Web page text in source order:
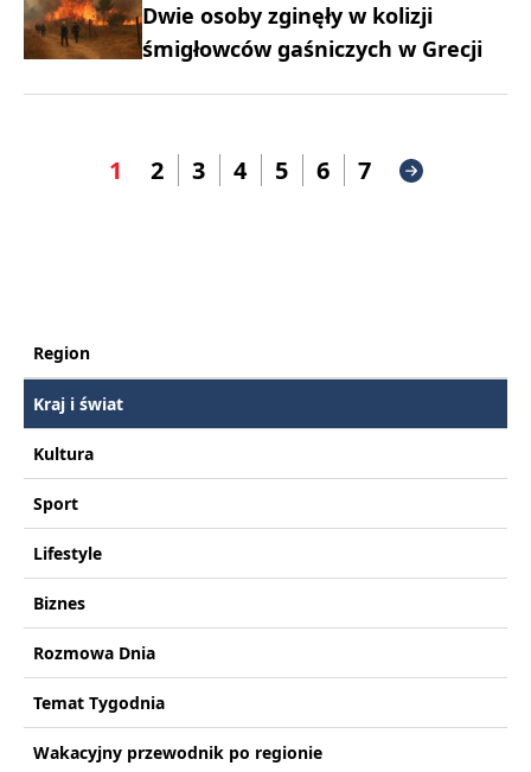
Dwie osoby zginęły w kolizji
śmigłowców gaśniczych w Grecji
1 2 3 4 5 6 7
Region
Kraj i świat
Kultura
Sport
Lifestyle
Biznes
Rozmowa Dnia
Temat Tygodnia
Wakacyjny przewodnik po regionie